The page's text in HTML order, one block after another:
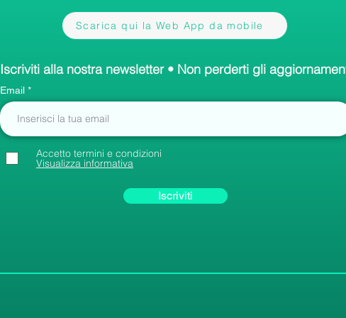
Scarica qui la Web App da mobile
Iscriviti alla nostra newsletter • Non perderti gli
Email
Accetto termini e condizioni
Visualizza informativa
Iscriviti